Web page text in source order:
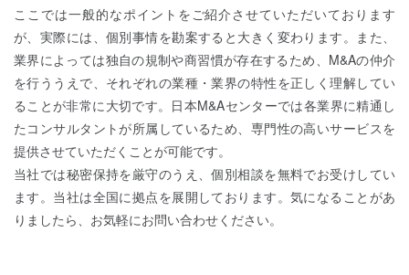
ここでは一般的なポイントをご紹介させていただいております
が、実際には、個別事情を勘案すると大きく変わります。また、
業界によっては独自の規制や商習慣が存在するため、M&Aの仲介
を行ううえで、それぞれの業種・業界の特性を正しく理解してい
ることが非常に大切です。日本M&Aセンターでは各業界に精通し
たコンサルタントが所属しているため、専門性の高いサービスを
提供させていただくことが可能です。
当社では秘密保持を厳守のうえ、個別相談を無料でお受けしてい
ます。当社は全国に拠点を展開しております。気になることがあ
りましたら、お気軽にお問い合わせください。